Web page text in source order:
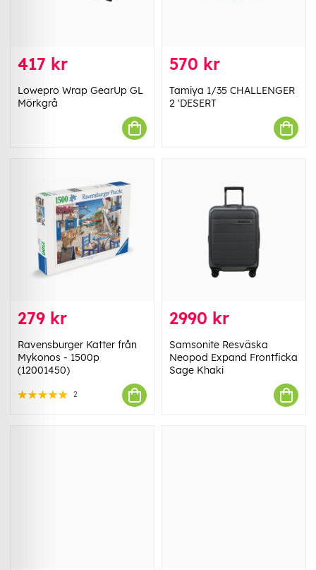
417 kr
Lowepro Wrap GearUp GL
Mörkgrå
570 kr
Tamiya 1/35 CHALLENGER
2 'DESERT
279 kr
Ravensburger Katter från
Mykonos - 1500p
(12001450)
2
2990 kr
Samsonite Resväska
Neopod Expand Frontficka
Sage Khaki